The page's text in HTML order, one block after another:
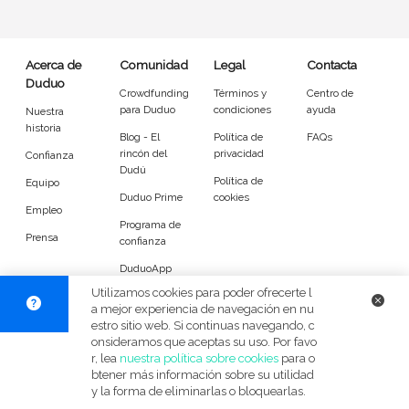
Empleado de mantenimiento
Tareas
Desatascos
Muebles
Grifos Cuadros
Accesorios generales Instalación eléctrica
Acerca de
Duduo
Nuestra
historia
Confianza
Equipo
Empleo
Prensa
Comunidad
Crowdfunding
para Duduo
Blog - El
rincón del
Dudú
Duduo Prime
Programa de
confianza
DuduoApp
Legal
Términos y
condiciones
Política de
privacidad
Política de
cookies
Contacta
Centro de
ayuda
FAQs
© Duduo 2026 Facebook
Utilizamos cookies para poder ofrecerte l
a mejor experiencia de navegación en nu
estro sitio web. Si continuas navegando, c
onsideramos que aceptas su uso. Por favo
r, lea nuestra política sobre cookiespara o
btener más información sobre su utilidad
y la forma de eliminarlas o bloquearlas.